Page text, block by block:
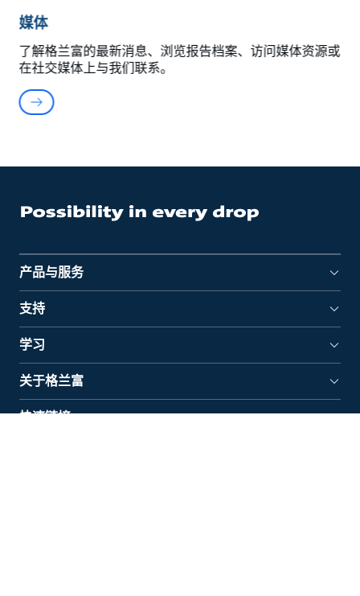
媒体
了解格兰富的最新消息、浏览报告档案、访问媒体资源或
在社交媒体上与我们联系。
产品与服务
支持
学习
关于格兰富
快速链接